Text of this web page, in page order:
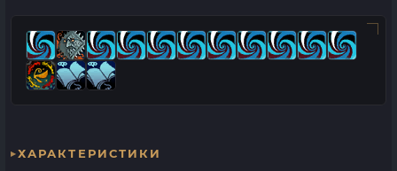
ХАРАКТЕРИСТИКИ